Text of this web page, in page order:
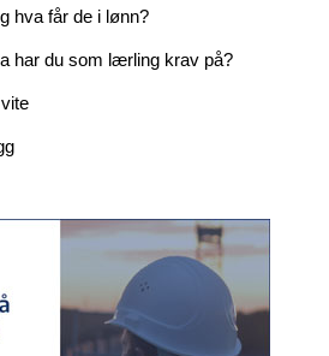
hva får de i lønn?
har du som lærling krav på?